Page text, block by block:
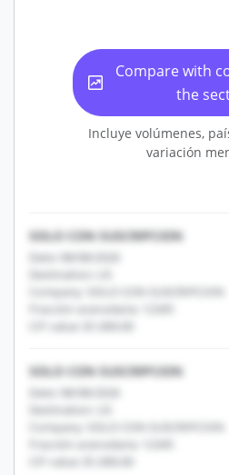
Compare with
the
Incluye volúmenes,
variación
SOLO CON SUSCRIPCION
Date: 08/08/2026
Destination: US
Company: SOLO CON SUSCRIPCION
Fracción arancelaria: 12345
CIF value: $1,000.00
SOLO CON SUSCRIPCION
Date: 08/08/2026
Destination: US
Company: SOLO CON SUSCRIPCION
Fracción arancelaria: 12345
CIF value: $1,000.00